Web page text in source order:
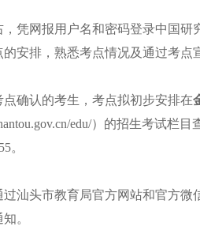
网报用户名和密码登录中国研究
安排，熟悉考点情况及通过考
确认的考生，考点拟初步安排在
edu/）的招生考试栏
。
头市教育局官方网站和官方微
。